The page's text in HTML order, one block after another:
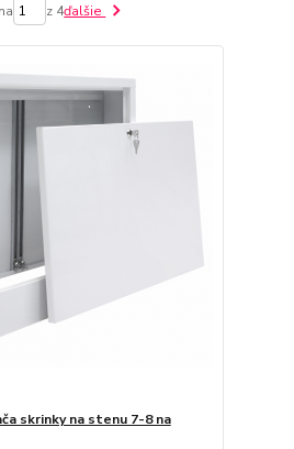
z 4ďalšie
skrinky na stenu 7-8 na